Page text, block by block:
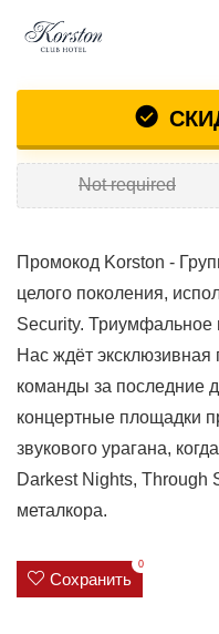
Not required
Промокод Korston -
целого поколения,
Security. Триумфальное
Нас ждёт
команды за последние
концертные площадки
звукового урагана,
Darkest Nights, Through
металкора.
Сохранить
0